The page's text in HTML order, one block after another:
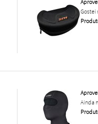
Gostei
Ainda